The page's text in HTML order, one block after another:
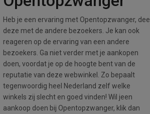
Heb je een ervaring met Opentopzwanger, deel
deze met de andere bezoekers. Je kan ook
reageren op de ervaring van een andere
bezoekers. Ga niet verder met je aankopen
doen, voordat je op de hoogte bent van de
reputatie van deze webwinkel. Zo bepaalt
tegenwoordig heel Nederland zelf welke
winkels zij slecht en goed vinden! Wil jeen
aankoop doen bij Opentopzwanger, klik dan